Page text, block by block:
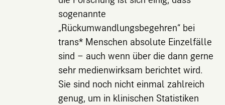
sogenannte
„Rückumwandlungsbegehren“ bei
trans* Menschen absolute Einzelfälle
sind – auch wenn über die dann gerne
sehr medienwirksam berichtet wird.
Sie sind noch nicht einmal zahlreich
genug, um in klinischen Statistiken